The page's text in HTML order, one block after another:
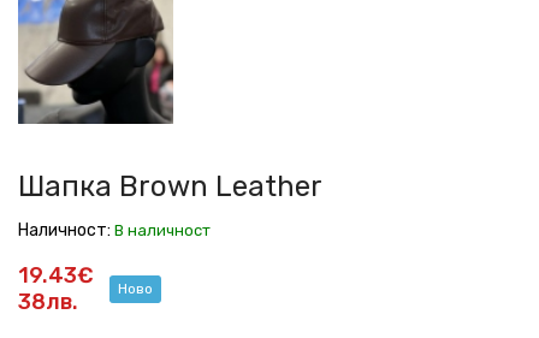
Шапка Brown Leather
Наличност: В наличност
19.43€
38лв.
Ново